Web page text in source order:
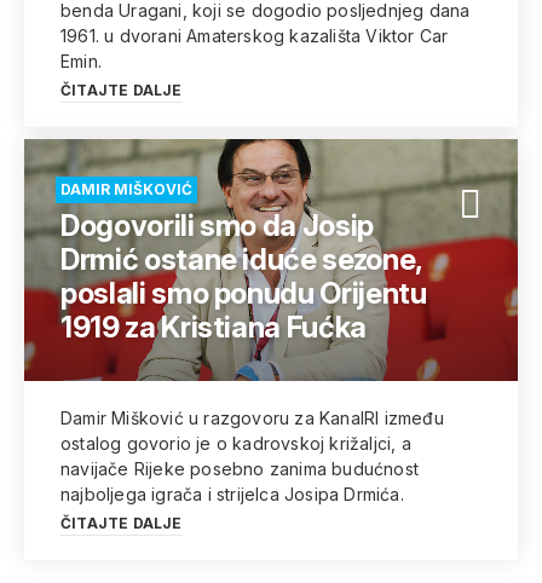
benda Uragani, koji se dogodio posljednjeg dana
1961. u dvorani Amaterskog kazališta Viktor Car
Emin.
ČITAJTE DALJE
DAMIR MIŠKOVIĆ
Dogovorili smo da Josip
Drmić ostane iduće sezone,
poslali smo ponudu Orijentu
1919 za Kristiana Fućka
Damir Mišković u razgovoru za KanalRI između
ostalog govorio je o kadrovskoj križaljci, a
navijače Rijeke posebno zanima budućnost
najboljega igrača i strijelca Josipa Drmića.
ČITAJTE DALJE